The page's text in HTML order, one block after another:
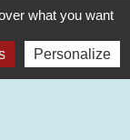
what you want
Personalize